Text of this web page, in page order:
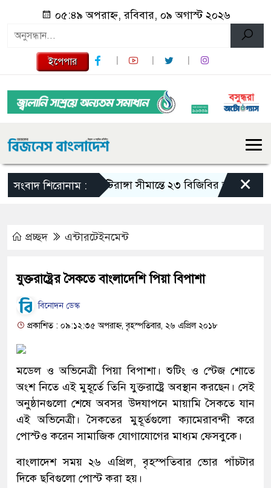
০৫:৪৯ অপরাহ্ন, রবিবার, ০৯ অগাস্ট ২০২৬
ইপেপার
সংবাদ শিরোনাম :মাটিরাঙ্গা সীমান্তে ২৩ বিজিবির অভিযান: ৭
×
প্রচ্ছদ এন্টারটেইনমেন্ট
যুক্তরাষ্ট্রের সৈকতে বাংলাদেশি পিয়া বিপাশা
বিনোদন ডেস্ক
প্রকাশিত : ০৯:১২:৩৫ অপরাহ্ন, বৃহস্পতিবার, ২৬ এপ্রিল ২০১৮
মডেল ও অভিনেত্রী পিয়া বিপাশা। শুটিং ও স্টেজ শোতে
অংশ নিতে এই মুহূর্তে তিনি যুক্তরাষ্ট্রে অবস্থান করছেন। সেই
অনুষ্ঠানগুলো শেষে অবসর উদযাপনে মায়ামি সৈকতে যান
এই অভিনেত্রী। সৈকতের মুহূর্তগুলো ক্যামেরাবন্দী করে
পোস্টও করেন সামাজিক যোগাযোগের মাধ্যম ফেসবুকে।
বাংলাদেশ সময় ২৬ এপ্রিল, বৃহস্পতিবার ভোর পাঁচটার
দিকে ছবিগুলো পোস্ট করা হয়।